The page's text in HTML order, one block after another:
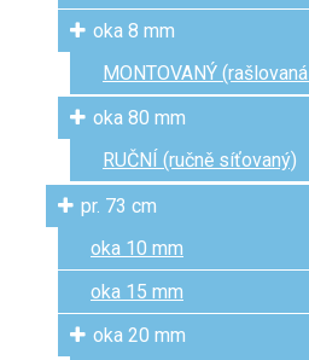
oka 8 mm
MONTOVANÝ
oka 80 mm
RUČNÍ (ručně síťovaný)
pr. 73 cm
oka 10 mm
oka 15 mm
oka 20 mm